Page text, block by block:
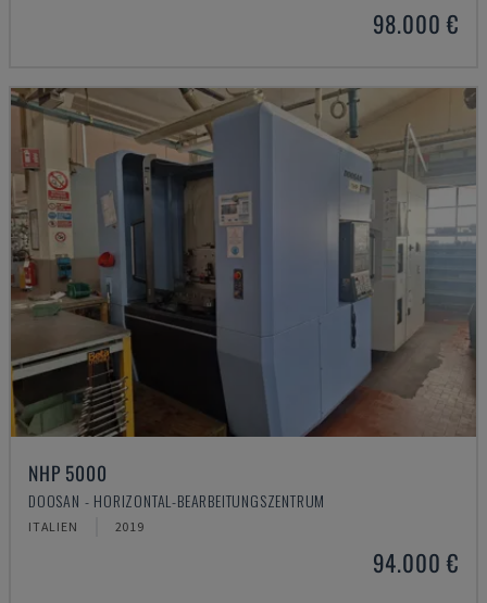
98.000 €
NHP 5000
DOOSAN - HORIZONTAL-BEARBEITUNGSZENTRUM
ITALIEN 2019
94.000 €